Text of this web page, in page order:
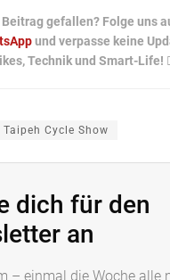
gefallen? Folge uns
und verpasse keine
Technik und Smart-Life!
Taipeh Cycle Show
dich für den
an
– einmal die Woche alle